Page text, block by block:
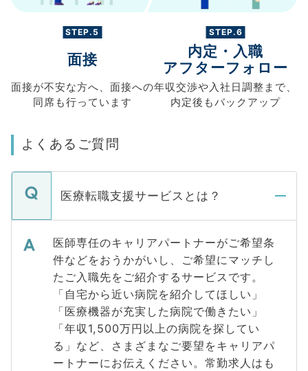
STEP.5
面接
面接が不安な方へ、 面接への
同席も行っています
STEP.6
内定・入職
アフターフォロー
年収交渉や入社日調整まで、
内定後もバックアップ
よくあるご質問
医療転職支援サービスとは？
医師専任のキャリアパートナーがご希望条
件などをおうかがいし、ご希望にマッチし
たご入職先をご紹介するサービスです。
「自宅から近い病院を紹介してほしい」
「医療機器が充実した病院で働きたい」
「年収1,500万円以上の病院を探してい
る」など、さまざまなご要望をキャリアパ
ートナーにお伝えください。常勤求人はも